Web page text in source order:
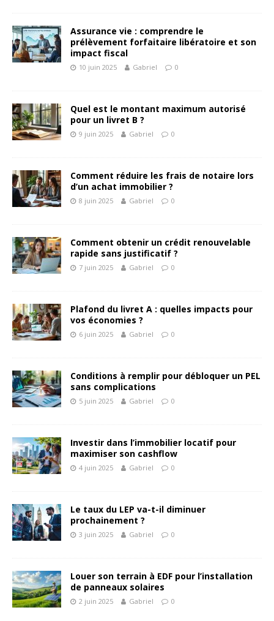
Assurance vie : comprendre le
prélèvement forfaitaire libératoire et son
impact fiscal
10 juin 2025 Gabriel 0
Quel est le montant maximum autorisé
pour un livret B ?
9 juin 2025 Gabriel 0
Comment réduire les frais de notaire lors
d’un achat immobilier ?
8 juin 2025 Gabriel 0
Comment obtenir un crédit renouvelable
rapide sans justificatif ?
7 juin 2025 Gabriel 0
Plafond du livret A : quelles impacts pour
vos économies ?
6 juin 2025 Gabriel 0
Conditions à remplir pour débloquer un PEL
sans complications
5 juin 2025 Gabriel 0
Investir dans l’immobilier locatif pour
maximiser son cashflow
4 juin 2025 Gabriel 0
Le taux du LEP va-t-il diminuer
prochainement ?
3 juin 2025 Gabriel 0
Louer son terrain à EDF pour l’installation
de panneaux solaires
2 juin 2025 Gabriel 0